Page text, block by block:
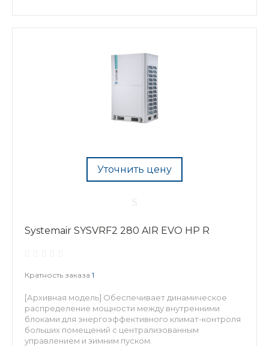
Уточнить цену
Systemair SYSVRF2 280 AIR EVO HP R
Кратность заказа 1
[Архивная модель] Обеспечивает динамическое
распределение мощности между внутренними
блоками для энергоэффективного климат-контроля
больших помещений с централизованным
управлением и зимним пуском.